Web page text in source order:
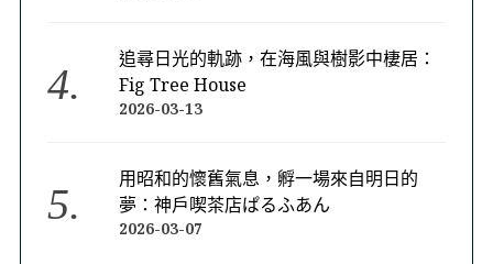
追尋日光的軌跡，在海風與樹影中棲居：
Fig Tree House
2026-03-13
用昭和的懷舊氣息，孵一場來自明日的
夢：神戶喫茶店ぱるふあん
2026-03-07